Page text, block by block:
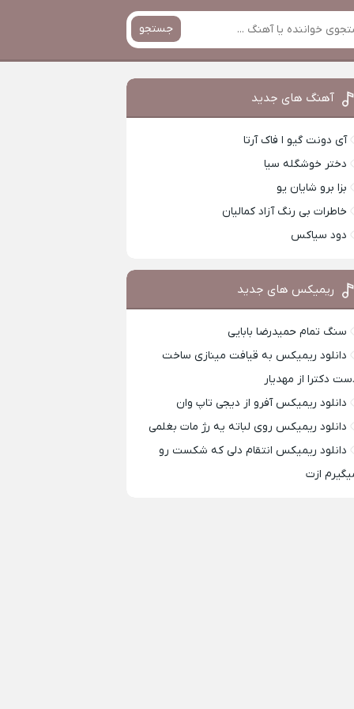
جستجو
آهنگ های جدید
آی دونت گیو ا فاک آرتا
دختر خوشگله سیا
بزا برو شایان یو
خاطرات بی رنگ آزاد کمالیان
دود سیاکس
ریمیکس های جدید
سنگ تمام حمیدرضا بابایی
دانلود ریمیکس به قیافت مینازی ساخت
دکترا از مهدیار
دانلود ریمیکس آفرو از ديجی تاپ وان
دانلود ریمیکس روی لباته یه رژ مات بغلمی
دانلود ریمیکس انتقام دلی که شکست رو
ازت